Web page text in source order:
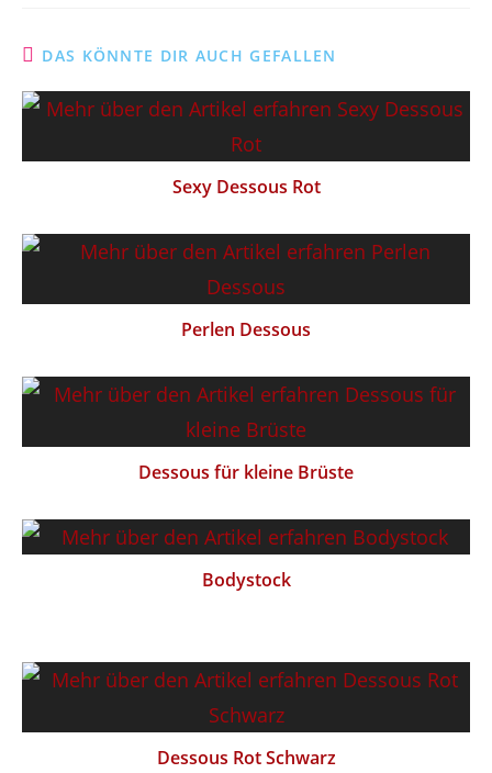
DAS KÖNNTE DIR AUCH GEFALLEN
Sexy Dessous Rot
Perlen Dessous
Dessous für kleine Brüste
Bodystock
Dessous Rot Schwarz